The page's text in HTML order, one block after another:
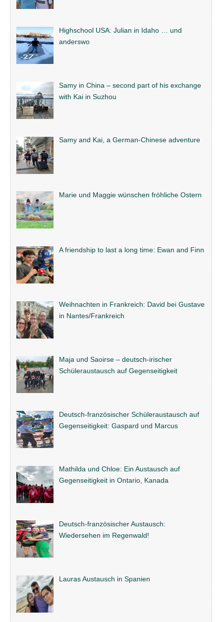
Highschool USA: Julian in Idaho … und
anderswo
Samy in China – second part of his exchange
with Kai in Suzhou
Samy and Kai, a German-Chinese adventure
Marie und Maggie wünschen fröhliche Ostern
A friendship to last a long time: Ewan and Finn
Weihnachten in Frankreich: David bei Gustave
in Nantes/Frankreich
Maja und Saoirse – deutsch-irischer
Schüleraustausch auf Gegenseitigkeit
Deutsch-französischer Schüleraustausch auf
Gegenseitigkeit: Gaspard und Marcus
Mathilda und Chloe: Ein Austausch auf
Gegenseitigkeit in Ontario, Kanada
Deutsch-französischer Austausch:
Wiedersehen im Regenwald!
Lauras Austausch in Spanien